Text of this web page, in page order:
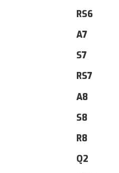
RS6
A7
S7
RS7
A8
S8
R8
Q2